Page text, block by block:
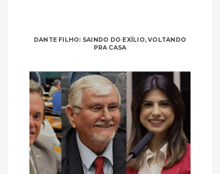
DANTE FILHO: SAINDO DO EXÍLIO, VOLTANDO
PRA CASA